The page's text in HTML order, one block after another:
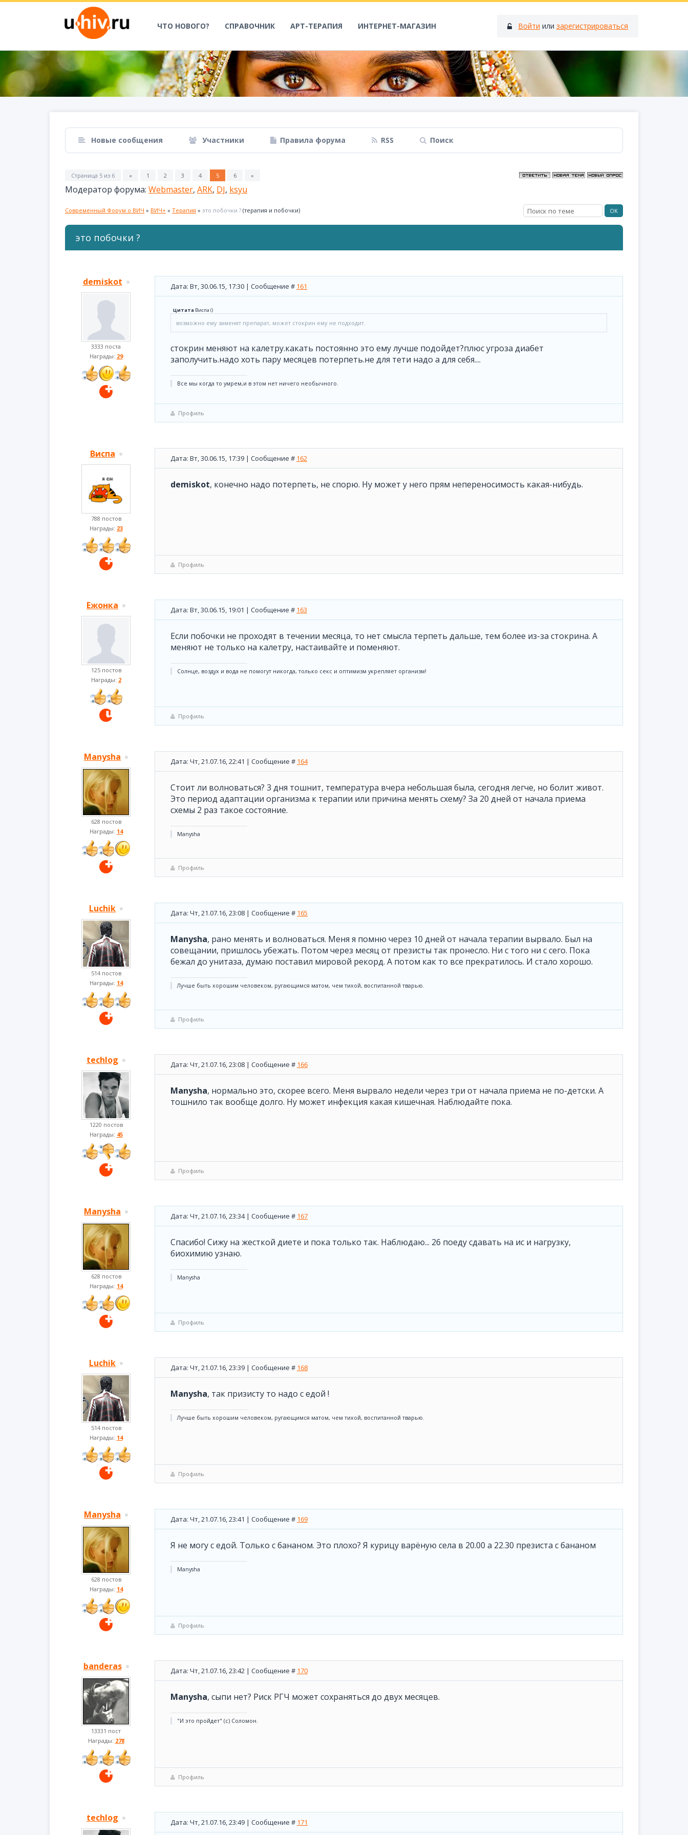
Войти или зарегистрироваться
ЧТО НОВОГО? СПРАВОЧНИК АРТ-ТЕРАПИЯ ИНТЕРНЕТ-МАГАЗИН
Новые сообщения Участники Правила форума RSS Поиск
Страница 5 из 6 « 1 2 3 4 5 6 »
Модератор форума: Webmaster, ARK, DJ, ksyu
Современный Форум о ВИЧ » ВИЧ+ » Терапия » это побочки ? (терапия и побочки)
это побочки ?
demiskot
3333 поста
Награды: 29
Дата: Вт, 30.06.15, 17:30 | Сообщение # 161
Цитата Виспа ()
возможно ему заменят препарат, может стокрин ему не подходит.
стокрин меняют на калетру.какать постоянно это ему лучше подойдет?плюс угроза диабет
заполучить.надо хоть пару месяцев потерпеть.не для тети надо а для себя....
Все мы когда то умрем,и в этом нет ничего необычного.
Профиль
Виспа
788 постов
Награды: 23
Дата: Вт, 30.06.15, 17:39 | Сообщение # 162
demiskot, конечно надо потерпеть, не спорю. Ну может у него прям непереносимость какая-нибудь.
Профиль
Ежонка
125 постов
Награды: 2
Дата: Вт, 30.06.15, 19:01 | Сообщение # 163
Если побочки не проходят в течении месяца, то нет смысла терпеть дальше, тем более из-за стокрина. А
меняют не только на калетру, настаивайте и поменяют.
Солнце, воздух и вода не помогут никогда, только секс и оптимизм укрепляет организм!
Профиль
Manysha
628 постов
Награды: 14
Дата: Чт, 21.07.16, 22:41 | Сообщение # 164
Стоит ли волноваться? 3 дня тошнит, температура вчера небольшая была, сегодня легче, но болит живот.
Это период адаптации организма к терапии или причина менять схему? За 20 дней от начала приема
схемы 2 раз такое состояние.
Manysha
Профиль
Luchik
514 постов
Награды: 14
Дата: Чт, 21.07.16, 23:08 | Сообщение # 165
Manysha, рано менять и волноваться. Меня я помню через 10 дней от начала терапии вырвало. Был на
совещании, пришлось убежать. Потом через месяц от презисты так пронесло. Ни с того ни с сего. Пока
бежал до унитаза, думаю поставил мировой рекорд. А потом как то все прекратилось. И стало хорошо.
Лучше быть хорошим человеком, ругающимся матом, чем тихой, воспитанной тварью.
Профиль
techlog
1220 постов
Награды: 45
Дата: Чт, 21.07.16, 23:08 | Сообщение # 166
Manysha, нормально это, скорее всего. Меня вырвало недели через три от начала приема не по-детски. А
тошнило так вообще долго. Ну может инфекция какая кишечная. Наблюдайте пока.
Профиль
Manysha
628 постов
Награды: 14
Дата: Чт, 21.07.16, 23:34 | Сообщение # 167
Спасибо! Сижу на жесткой диете и пока только так. Наблюдаю... 26 поеду сдавать на ис и нагрузку,
биохимию узнаю.
Manysha
Профиль
Luchik
514 постов
Награды: 14
Дата: Чт, 21.07.16, 23:39 | Сообщение # 168
Manysha, так призисту то надо с едой !
Лучше быть хорошим человеком, ругающимся матом, чем тихой, воспитанной тварью.
Профиль
Manysha
628 постов
Награды: 14
Дата: Чт, 21.07.16, 23:41 | Сообщение # 169
Я не могу с едой. Только с бананом. Это плохо? Я курицу варёную села в 20.00 а 22.30 презиста с бананом
Manysha
Профиль
banderas
13331 пост
Награды: 278
Дата: Чт, 21.07.16, 23:42 | Сообщение # 170
Manysha, сыпи нет? Риск РГЧ может сохраняться до двух месяцев.
"И это пройдет" (с) Соломон.
Профиль
techlog Дата: Чт, 21.07.16, 23:49 | Сообщение # 171